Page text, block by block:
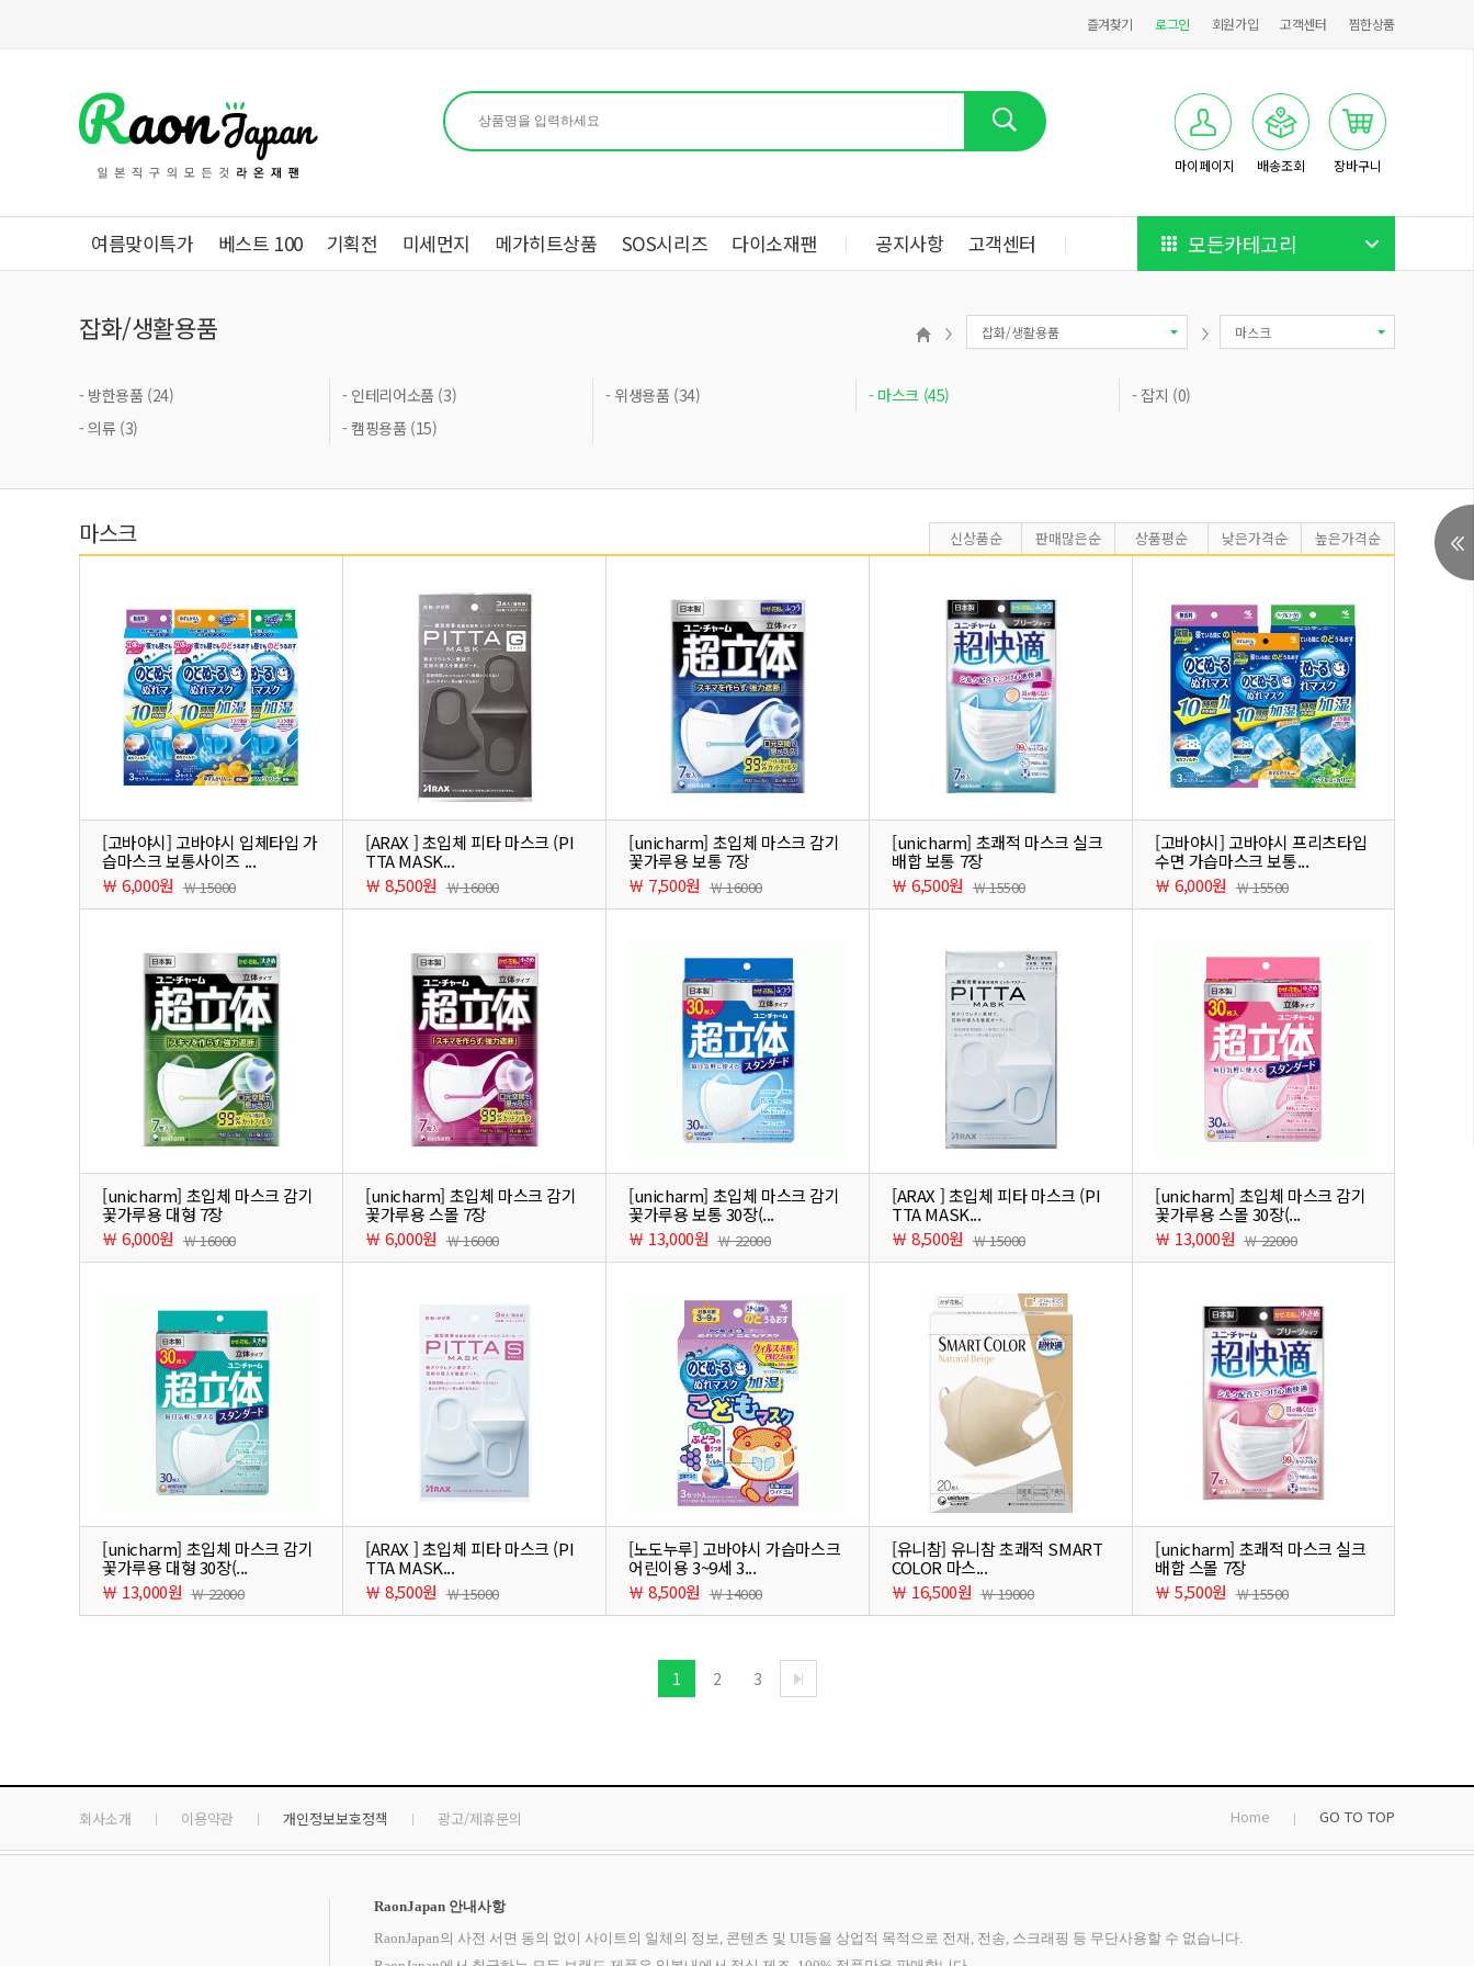
즐겨찾기 로그인 회원가입 고객센터 찜한상품
마이페이지 배송조회 장바구니
여름맞이특가 베스트 100 기획전 미세먼지 메가히트상품 SOS시리즈 다이소재팬 공지사항 고객센터 모든카테고리
잡화/생활용품 마스크
잡화/생활용품
- 방한용품 (24) - 인테리어소품 (3) - 위생용품 (34) - 마스크 (45)
- 잡지 (0)
- 의류 (3)
- 캠핑용품 (15)
마스크 신상품순 판매많은순 상품평순 낮은가격순 높은가격순
[고바야시] 고바야시 입체타입 가
습마스크 보통사이즈 ...
￦ 6,000원 ￦ 15000
[ARAX ] 초입체 피타 마스크 (PI
TTA MASK...
￦ 8,500원 ￦ 16000
[unicharm] 초입체 마스크 감기
꽃가루용 보통 7장
￦ 7,500원 ￦ 16000
[unicharm] 초쾌적 마스크 실크
배합 보통 7장
￦ 6,500원 ￦ 15500
[고바야시] 고바야시 프리츠타입
수면 가습마스크 보통...
￦ 6,000원 ￦ 15500
[unicharm] 초입체 마스크 감기
꽃가루용 대형 7장
￦ 6,000원 ￦ 16000
[unicharm] 초입체 마스크 감기
꽃가루용 스몰 7장
￦ 6,000원 ￦ 16000
[unicharm] 초입체 마스크 감기
꽃가루용 보통 30장(...
￦ 13,000원 ￦ 22000
[ARAX ] 초입체 피타 마스크 (PI
TTA MASK...
￦ 8,500원 ￦ 15000
[unicharm] 초입체 마스크 감기
꽃가루용 스몰 30장(...
￦ 13,000원 ￦ 22000
[unicharm] 초입체 마스크 감기
꽃가루용 대형 30장(...
￦ 13,000원 ￦ 22000
[ARAX ] 초입체 피타 마스크 (PI
TTA MASK...
￦ 8,500원 ￦ 15000
[노도누루] 고바야시 가습마스크
어린이용 3~9세 3...
￦ 8,500원 ￦ 14000
[유니참] 유니참 초쾌적 SMART
COLOR 마스...
￦ 16,500원 ￦ 19000
[unicharm] 초쾌적 마스크 실크
배합 스몰 7장
￦ 5,500원 ￦ 15500
1 2 3
회사소개 이용약관 개인정보보호정책 광고/제휴문의 Home GO TO TOP
RaonJapan 안내사항
RaonJapan의 사전 서면 동의 없이 사이트의 일체의 정보, 콘텐츠 및 UI등을 상업적 목적으로 전재, 전송, 스크래핑 등 무단사용할 수 없습니다.